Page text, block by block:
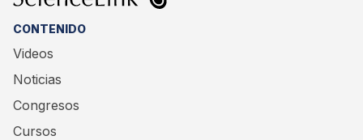
CONTENIDO
Videos
Noticias
Congresos
Cursos